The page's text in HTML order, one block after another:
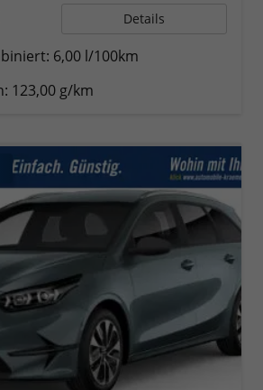
Details
6,00 l/100km
123,00 g/km